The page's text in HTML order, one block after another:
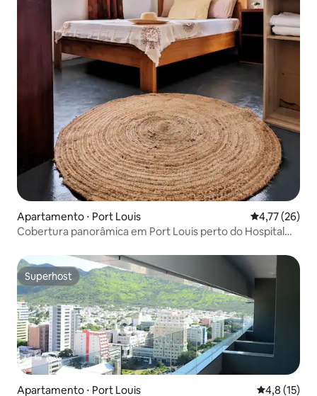
Apartamento ⋅ Port Louis 4,77 de uma
4,77 (26)
Cobertura panorâmica em Port Louis perto do Hospital
Superhost
Superhost
Apartamento ⋅ Port Louis 4,8 de uma
4,8 (15)